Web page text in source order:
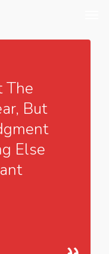
The
But
Else